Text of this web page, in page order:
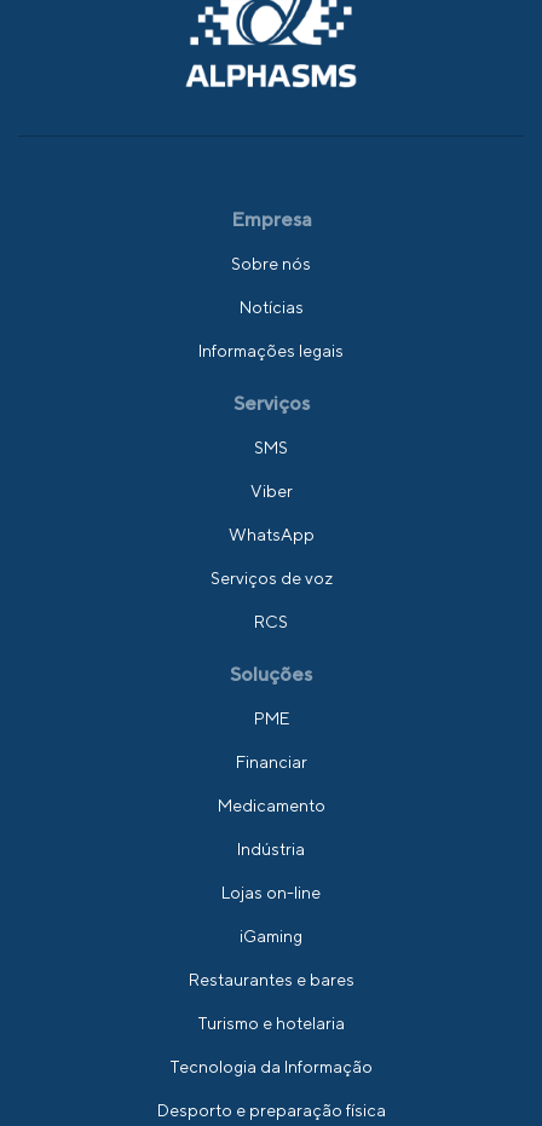
Empresa
Sobre nós
Notícias
Informações legais
Serviços
SMS
Viber
WhatsApp
Serviços de voz
RCS
Soluções
PME
Financiar
Medicamento
Indústria
Lojas on-line
iGaming
Restaurantes e bares
Turismo e hotelaria
Tecnologia da Informação
Desporto e preparação física